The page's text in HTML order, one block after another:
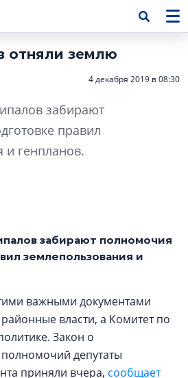
отняли землю
4 декабря 2019 в 08:30
забирают
правил
и генпланов.
забирают полномочия
землепользования и
важными документами
власти, а Комитет по
Закон о
депутаты
приняли вчера, сообщает